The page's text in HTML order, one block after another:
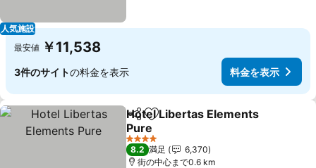
人気施設
最安値 ￥11,538
3件のサイトの料金を表示 料金を表示
シェアお気に入りに追加
Hotel Libertas Elements
Pure
料金を表示
4 ホテルのランク
8.2 満足
6,370
街の中心まで0.6 km